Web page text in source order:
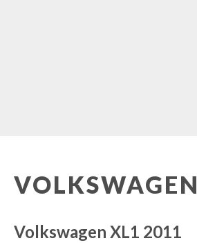
VOLKSWAGEN
Volkswagen XL1 2011